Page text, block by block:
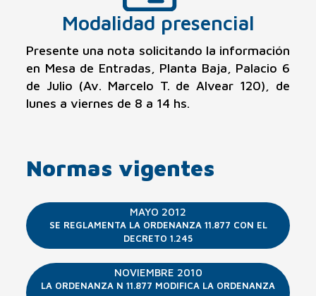
Modalidad presencial
Presente una nota solicitando la información
en Mesa de Entradas, Planta Baja, Palacio 6
de Julio (Av. Marcelo T. de Alvear 120), de
lunes a viernes de 8 a 14 hs.
Normas vigentes
MAYO 2012
SE REGLAMENTA LA ORDENANZA 11.877 CON EL
DECRETO 1.245
NOVIEMBRE 2010
LA ORDENANZA N 11.877 MODIFICA LA ORDENANZA